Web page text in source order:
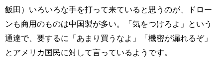
飯田）いろいろな手を打って来ていると思うのが、ドロー
ンも商用のものは中国製が多い。「気をつけろよ」という
通達で、要するに「あまり買うなよ」「機密が漏れるぞ」
とアメリカ国民に対して言っているようです。